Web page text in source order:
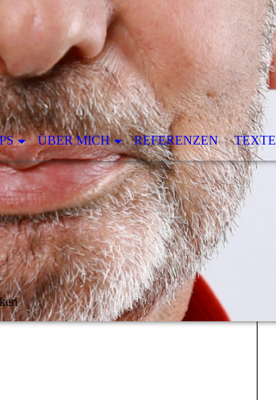
ÜBER MICH REFERENZEN TEXTE